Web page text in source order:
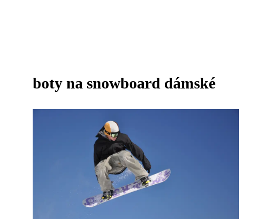
boty na snowboard dámské